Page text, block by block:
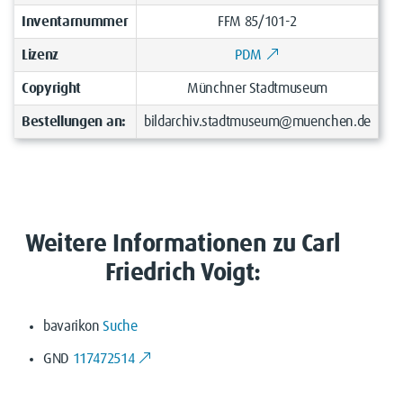
Inventarnummer FFM 85/101-2
Lizenz PDM
Copyright Münchner Stadtmuseum
Bestellungen an: bildarchiv.stadtmuseum@muenchen.de
Weitere Informationen zu Carl
Friedrich Voigt:
bavarikonSuche
GND 117472514